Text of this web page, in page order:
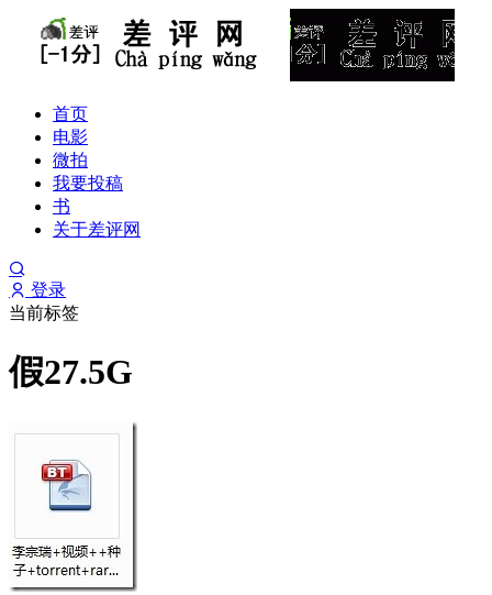
首页
电影
微拍
我要投稿
书
关于差评网
登录
当前标签
假27.5G